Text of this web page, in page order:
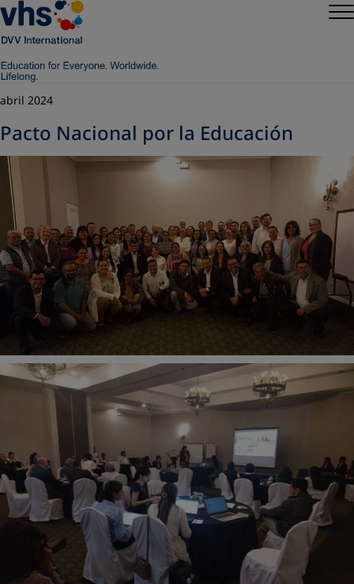
abril 2024
Pacto Nacional por la Educación